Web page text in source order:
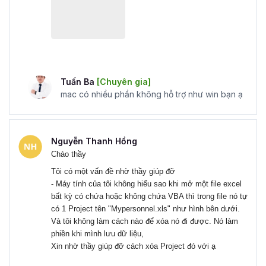
tài chính và kế toán, VBA có thể được sử dụng để
tối ưu hóa việc tính toán, phân tích dữ liệu tài chính,
Chuyên viên dự án:Người thành thạo VBA có thể
đóng vai trò quan trọng trong việc tối ưu hóa dự án,
tạo các công cụ quản lý dự án, đánh giá tiến độ và
theo dõi hiệu suất dự án.
Giảng dạy và đào tạo VBA:Nếu bạn đam mê chia
sẻ kiến thức và kỹ năng của mình, bạn có thể trở
thành giảng viên hoặc huấn luyện viên dạy VBA cho
những người khác.
Lợi ích khi học lập trình VBA
Tuấn Ba [Chuyên gia]
mac có nhiều phần không hỗ trợ như win bạn ạ
Nguyễn Thanh Hồng
Chào thầy
Tôi có một vấn đề nhờ thầy giúp đỡ
- Máy tính của tôi không hiểu sao khi mở một file excel
bất kỳ có chứa hoặc không chứa VBA thì trong file nó tự
có 1 Project tên "Mypersonnel.xls" như hình bên dưới.
Và tôi không làm cách nào để xóa nó đi được. Nó làm
phiền khi mình lưu dữ liệu,
Xin nhờ thầy giúp đỡ cách xóa Project đó với ạ